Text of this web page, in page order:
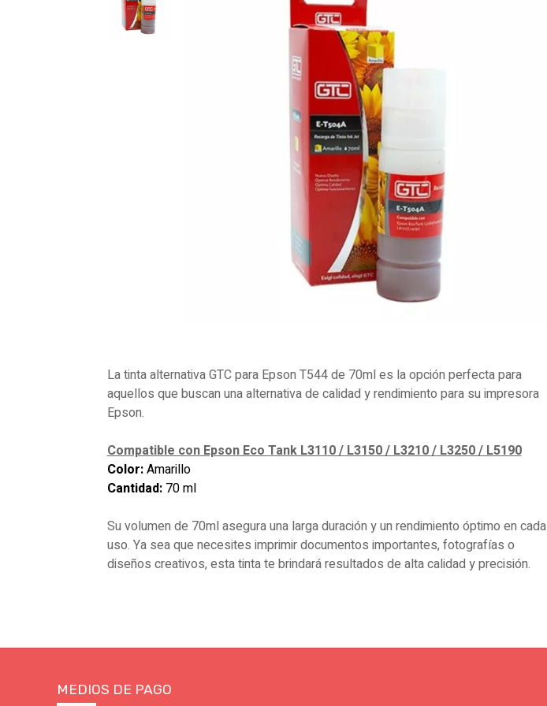
La tinta alternativa GTC para Epson T544 de 70ml es la opción perfecta para
aquellos que buscan una alternativa de calidad y rendimiento para su impresora
Epson.
Compatible con Epson Eco Tank L3110 / L3150 / L3210 / L3250 / L5190
Color:Amarillo
Cantidad:70 ml
Su volumen de 70ml asegura una larga duración y un rendimiento óptimo en cada
uso. Ya sea que necesites imprimir documentos importantes, fotografías o
diseños creativos, esta tinta te brindará resultados de alta calidad y precisión.
MEDIOS DE PAGO